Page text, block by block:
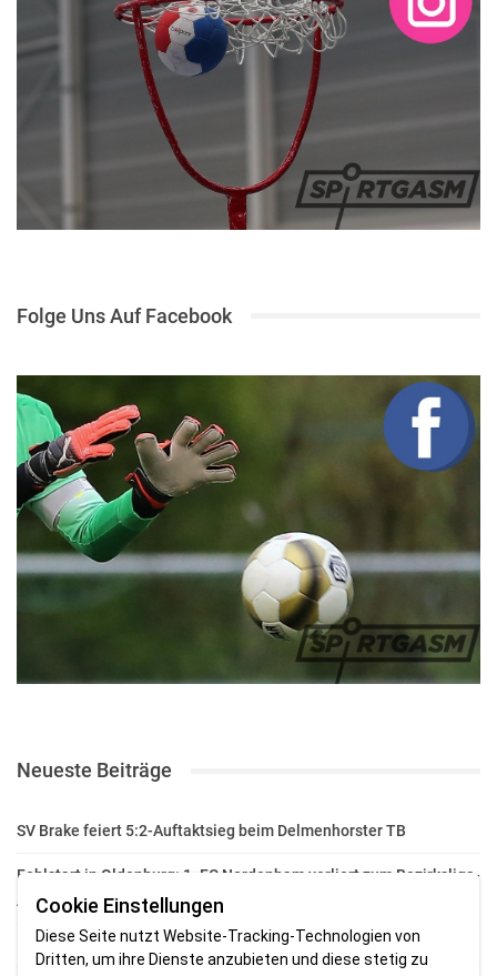
Folge Uns Auf Facebook
Neueste Beiträge
SV Brake feiert 5:2-Auftaktsieg beim Delmenhorster TB
Fehlstart in Oldenburg: 1. FC Nordenham verliert zum Bezirksliga-
Auftakt
Fußball in der Wesermarsch: Die Bilder vom Wochenende
Cookie Einstellungen
Diese Seite nutzt Website-Tracking-Technologien von
Dritten, um ihre Dienste anzubieten und diese stetig zu